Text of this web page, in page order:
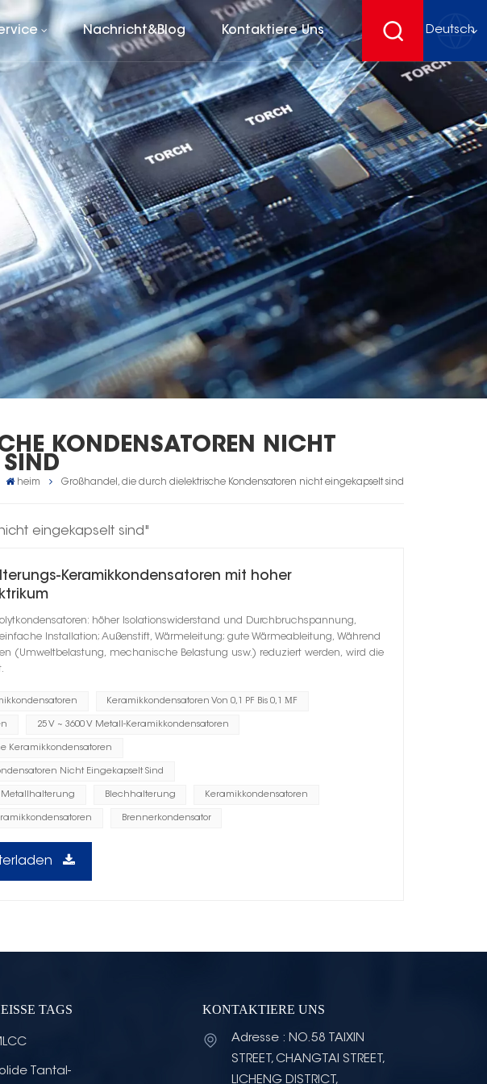
Nachricht&Blog Kontaktiere Uns Deutsch
English
français
Deutsch
español
KONDENSATOREN NICHT E
heim Großhandel, die durch dielektrische Kondensatoren nicht eingekapselt sind
eingekapselt sind"
Keramikkondensatoren mit hoher
höher Isolationswiderstand und Durchbruchspannung,
Installation; Außenstift, Wärmeleitung; gute Wärmeableitung, Während
(Umweltbelastung, mechanische Belastung usw.) reduziert werden, wird die
Keramikkondensatoren Von 0,1 PF Bis 0,1 ΜF
25 V ~ 3600 V Metall-Keramikkondensatoren
Keramikkondensatoren
Nicht Eingekapselt Sind
Metallhalterung Blechhalterung Keramikkondensatoren
Brennerkondensator
TAGS
Tantal-
KONTAKTIERE UNS
Adresse : NO.58 TAIXIN
STREET, CHANGTAI STREET,
LICHENG DISTRICT,